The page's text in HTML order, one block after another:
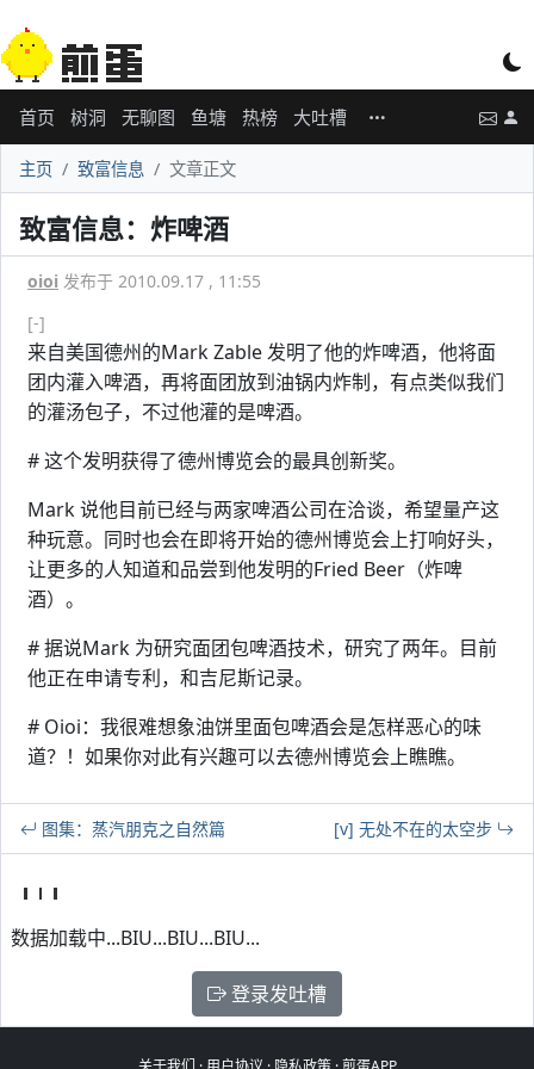
首页 树洞 无聊图 鱼塘 热榜 大吐槽
主页 致富信息 文章正文
致富信息：炸啤酒
oioi 发布于 2010.09.17 , 11:55
[-]
来自美国德州的Mark Zable 发明了他的炸啤酒，他将面
团内灌入啤酒，再将面团放到油锅内炸制，有点类似我们
的灌汤包子，不过他灌的是啤酒。
# 这个发明获得了德州博览会的最具创新奖。
Mark 说他目前已经与两家啤酒公司在洽谈，希望量产这
种玩意。同时也会在即将开始的德州博览会上打响好头，
让更多的人知道和品尝到他发明的Fried Beer（炸啤
酒）。
# 据说Mark 为研究面团包啤酒技术，研究了两年。目前
他正在申请专利，和吉尼斯记录。
# Oioi：我很难想象油饼里面包啤酒会是怎样恶心的味
道？！如果你对此有兴趣可以去德州博览会上瞧瞧。
图集：蒸汽朋克之自然篇 [v] 无处不在的太空步
数据加载中...BIU...BIU...BIU...
登录发吐槽